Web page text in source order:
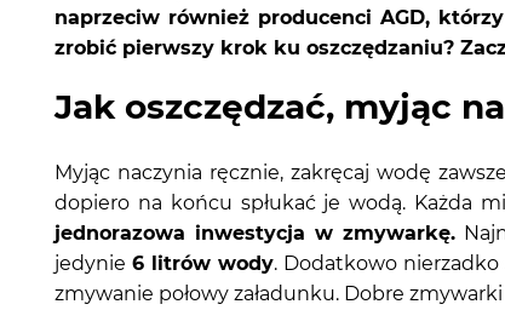
naprzeciw również producenci AGD,
zrobić pierwszy krok ku oszczędzaniu?
Jak oszczędzać, myjąc
Myjąc naczynia ręcznie, zakręcaj wodę
dopiero na końcu spłukać je wodą. Każda
jednorazowa inwestycja w zmywarkę.
jedynie 6 litrów wody. Dodatkowo
zmywanie połowy załadunku. Dobre